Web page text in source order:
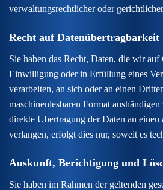
verwaltungsrechtlicher oder
Recht auf Daten­übertrag­barkeit
Sie haben das Recht, Daten, die wir
Einwilligung oder in Erfüllung eines
verarbeiten, an sich oder an einen
maschinenlesbaren Format
direkte Übertragung der Daten an
verlangen, erfolgt dies nur, soweit es
Auskunft, Berichtigung und
Sie haben im Rahmen der geltenden